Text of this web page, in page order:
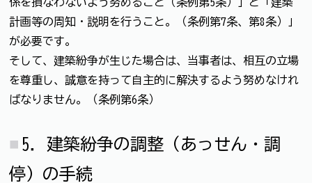
計画等の周知・説明を行うこと。（条例第7条、第8条）」
が必要です。
そして、建築紛争が生じた場合は、当事者は、相互の立場
を尊重し、誠意を持って自主的に解決するよう努めなけれ
ばなりません。（条例第6条）
5．建築紛争の調整（あっせん・調
停）の手続